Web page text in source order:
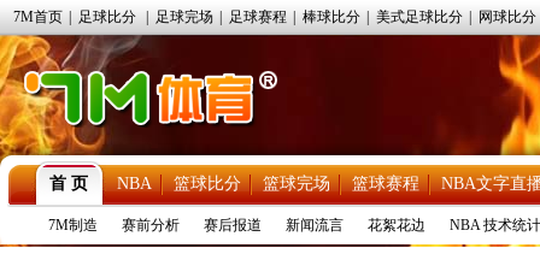
7M首页 足球比分 足球完场 足球赛程 棒球比分 美式足球比分 网球比分
首 页 NBA 篮球比分 篮球完场 篮球赛程 NBA文字直
7M制造 赛前分析 赛后报道 新闻流言 花絮花边 NBA 技术统计